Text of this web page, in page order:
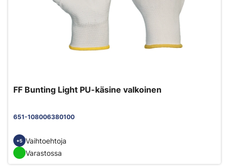
FF Bunting Light PU-käsine valkoinen
651-108006380100
+5 Vaihtoehtoja
Varastossa